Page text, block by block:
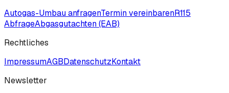
Autogas-Umbau anfragenTermin vereinbarenR115
AbfrageAbgasgutachten (EAB)
Rechtliches
ImpressumAGBDatenschutzKontakt
Newsletter